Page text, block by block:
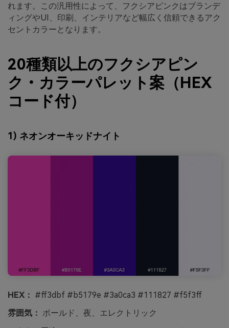
れます。この汎用性によって、フクシアピンクはブランデ
ィングやUI、印刷、インテリアなど幅広く信頼できるアク
セントカラーとなります。
20種類以上のフクシアピン
ク・カラーパレット案（HEX
コード付）
1) ネオンオーキッドナイト
HEX： #ff3dbf #b5179e #3a0ca3 #111827 #f5f3ff
雰囲気： ボールド、夜、エレクトリック